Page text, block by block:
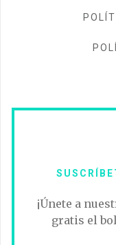
¡Únete a
gratis el